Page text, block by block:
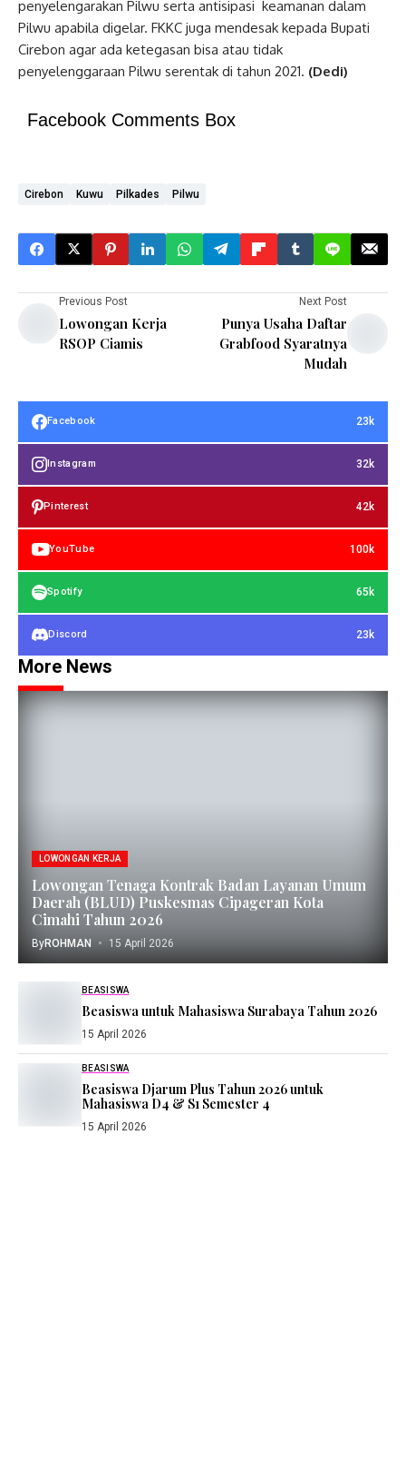
penyelengarakan Pilwu serta antisipasi keamanan dalam
Pilwu apabila digelar. FKKC juga mendesak kepada Bupati
Cirebon agar ada ketegasan bisa atau tidak
penyelenggaraan Pilwu serentak di tahun 2021. (Dedi)
Facebook Comments Box
Cirebon Kuwu Pilkades Pilwu
Previous Post
Lowongan Kerja
RSOP Ciamis
Next Post
Punya Usaha Daftar
Grabfood Syaratnya
Mudah
Facebook 23k
Instagram 32k
Pinterest 42k
YouTube 100k
Spotify 65k
Discord 23k
More News
LOWONGAN KERJA
Lowongan Tenaga Kontrak Badan Layanan Umum
Daerah (BLUD) Puskesmas Cipageran Kota
Cimahi Tahun 2026
ByROHMAN 15 April 2026
BEASISWA
Beasiswa untuk Mahasiswa Surabaya Tahun 2026
15 April 2026
BEASISWA
Beasiswa Djarum Plus Tahun 2026 untuk
Mahasiswa D4 & S1 Semester 4
15 April 2026